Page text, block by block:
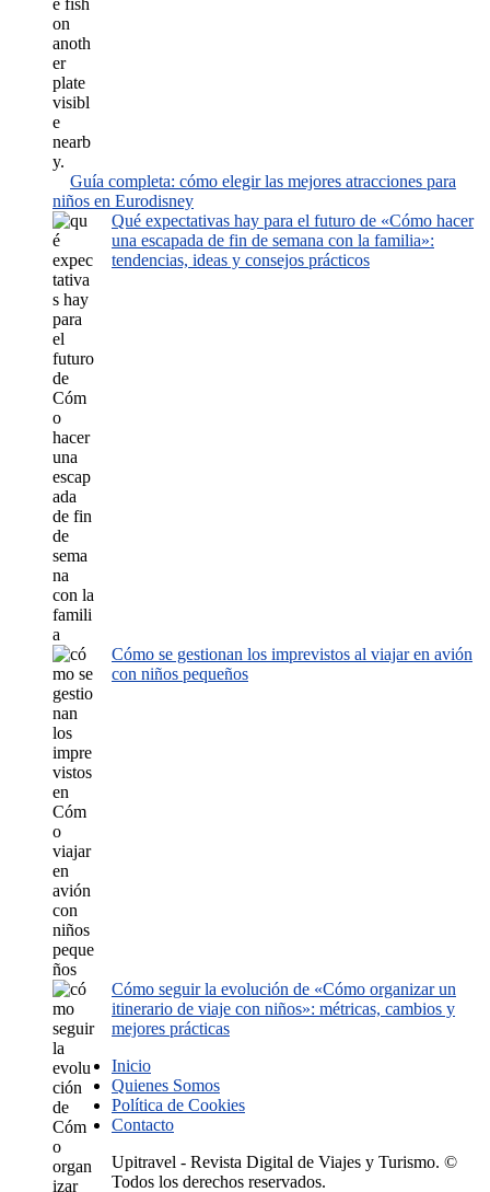
Guía completa: cómo elegir las mejores atracciones para
niños en Eurodisney
Qué expectativas hay para el futuro de «Cómo hacer
una escapada de fin de semana con la familia»:
tendencias, ideas y consejos prácticos
Cómo se gestionan los imprevistos al viajar en avión
con niños pequeños
Cómo seguir la evolución de «Cómo organizar un
itinerario de viaje con niños»: métricas, cambios y
mejores prácticas
Inicio
Quienes Somos
Política de Cookies
Contacto
Upitravel - Revista Digital de Viajes y Turismo. ©
Todos los derechos reservados.